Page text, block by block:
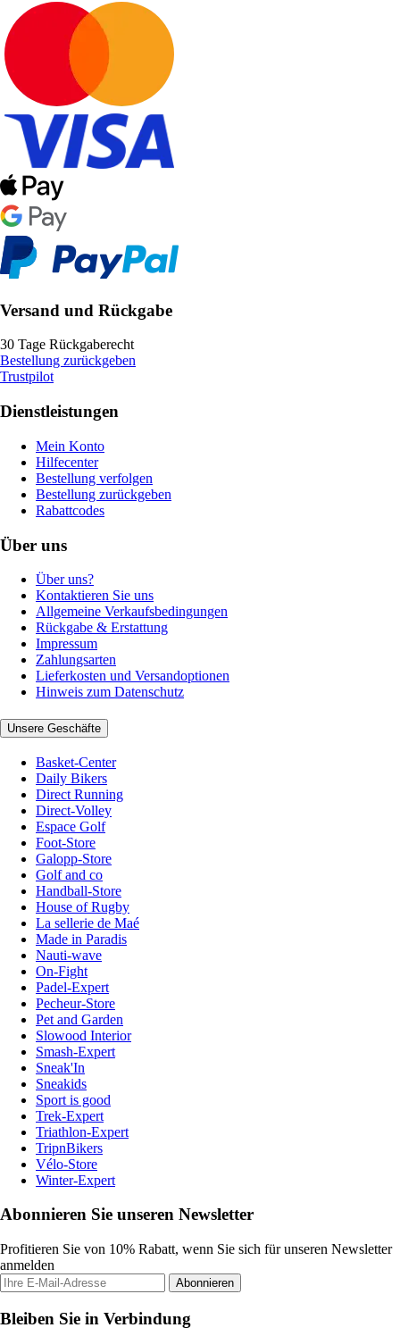
Versand und Rückgabe
30 Tage Rückgaberecht
Bestellung zurückgeben
Trustpilot
Dienstleistungen
Mein Konto
Hilfecenter
Bestellung verfolgen
Bestellung zurückgeben
Rabattcodes
Über uns
Über uns?
Kontaktieren Sie uns
Allgemeine Verkaufsbedingungen
Rückgabe & Erstattung
Impressum
Zahlungsarten
Lieferkosten und Versandoptionen
Hinweis zum Datenschutz
Unsere Geschäfte
Basket-Center
Daily Bikers
Direct Running
Direct-Volley
Espace Golf
Foot-Store
Galopp-Store
Golf and co
Handball-Store
House of Rugby
La sellerie de Maé
Made in Paradis
Nauti-wave
On-Fight
Padel-Expert
Pecheur-Store
Pet and Garden
Slowood Interior
Smash-Expert
Sneak'In
Sneakids
Sport is good
Trek-Expert
Triathlon-Expert
TripnBikers
Vélo-Store
Winter-Expert
Abonnieren Sie unseren Newsletter
Profitieren Sie von 10% Rabatt, wenn Sie sich für unseren Newsletter
anmelden
Abonnieren
Bleiben Sie in Verbindung